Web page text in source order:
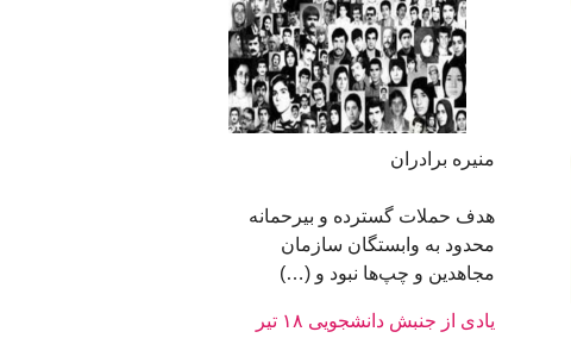
منیره برادران
هدف حملات گسترده و بیرحمانه
محدود به وابستگان سازمان
مجاهدین و چپ‌ها نبود و (…)
یادی از جنبش دانشجویی ۱۸ تیر